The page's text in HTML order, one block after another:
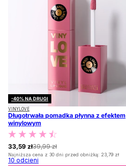
-40% NA DRUGI
VINYLOVE
Długotrwała pomadka płynna z efektem
winylowym
39,99 zł
33,59 zł
Najniższa cena z 30 dni przed obniżką: 23,79 zł
10 odcieni